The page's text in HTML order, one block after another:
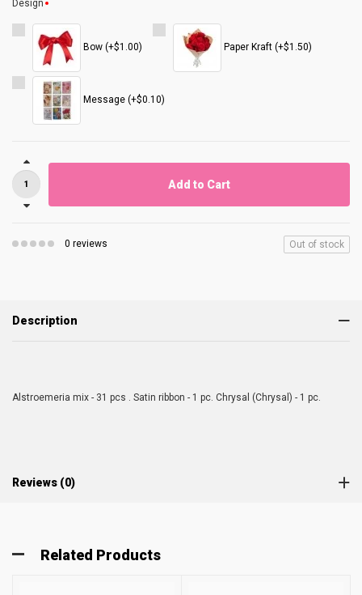
Design
Bow (+$1.00) Paper Kraft (+$1.50)
Message (+$0.10)
Add to Cart
0 reviews Out of stock
Description
Alstroemeria mix - 31 pcs . Satin ribbon - 1 pc. Chrysal (Chrysal) - 1 pc.
Reviews (0)
Related Products